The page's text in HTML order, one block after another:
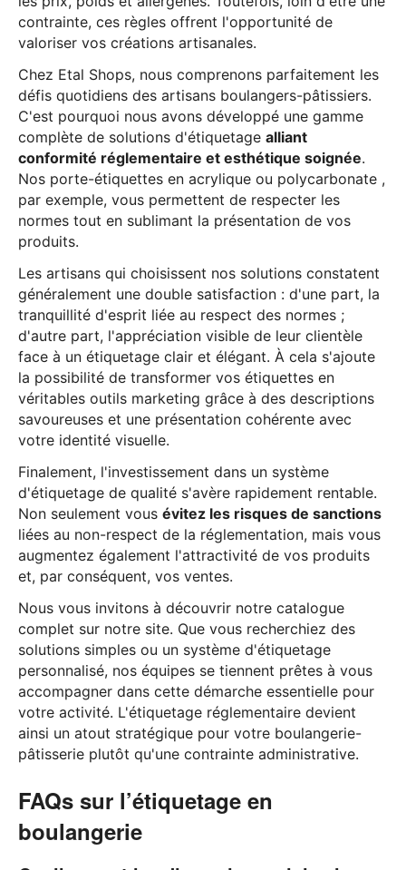
contrainte, ces règles offrent l'opportunité de
valoriser vos créations artisanales.
Chez Etal Shops, nous comprenons parfaitement les
défis quotidiens des artisans boulangers-pâtissiers.
C'est pourquoi nous avons développé une gamme
complète de solutions d'étiquetage alliant
conformité réglementaire et esthétique soignée.
Nos porte-étiquettes en acrylique ou polycarbonate ,
par exemple, vous permettent de respecter les
normes tout en sublimant la présentation de vos
produits.
Les artisans qui choisissent nos solutions constatent
généralement une double satisfaction : d'une part, la
tranquillité d'esprit liée au respect des normes ;
d'autre part, l'appréciation visible de leur clientèle
face à un étiquetage clair et élégant. À cela s'ajoute
la possibilité de transformer vos étiquettes en
véritables outils marketing grâce à des descriptions
savoureuses et une présentation cohérente avec
votre identité visuelle.
Finalement, l'investissement dans un système
d'étiquetage de qualité s'avère rapidement rentable.
Non seulement vous évitez les risques de sanctions
liées au non-respect de la réglementation, mais vous
augmentez également l'attractivité de vos produits
et, par conséquent, vos ventes.
Nous vous invitons à découvrir notre catalogue
complet sur notre site. Que vous recherchiez des
solutions simples ou un système d'étiquetage
personnalisé, nos équipes se tiennent prêtes à vous
accompagner dans cette démarche essentielle pour
votre activité. L'étiquetage réglementaire devient
ainsi un atout stratégique pour votre boulangerie-
pâtisserie plutôt qu'une contrainte administrative.
FAQs sur l’étiquetage en
boulangerie